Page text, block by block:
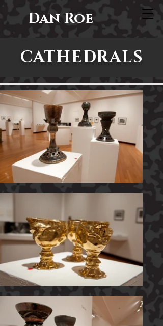
Dan Roe
CATHEDRALS